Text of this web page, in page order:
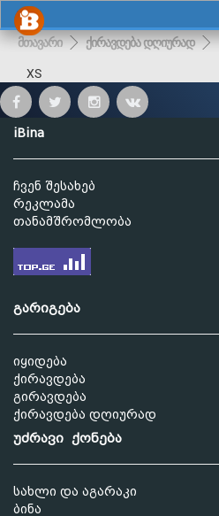
მთავარი ქირავდება დღიურად
XS
iBina
ჩვენ შესახებ
რეკლამა
თანამშრომლობა
გარიგება
იყიდება
ქირავდება
გირავდება
ქირავდება დღიურად
უძრავი ქონება
სახლი და აგარაკი
ბინა